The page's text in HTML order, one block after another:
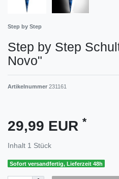
Step by Step
Step by Step
Novo"
Artikelnummer 231161
29,99 EUR *
Inhalt 1 Stück
Sofort versandfertig, Lieferzeit 48h